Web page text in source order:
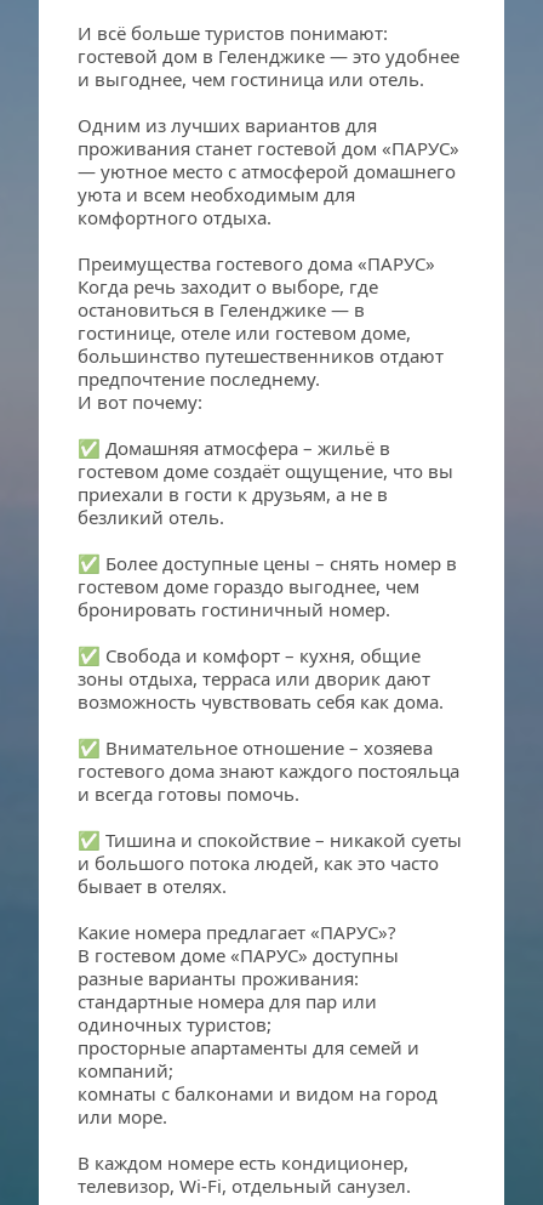
И всё больше туристов понимают:
гостевой дом в Геленджике — это удобнее
и выгоднее, чем гостиница или отель.
Одним из лучших вариантов для
проживания станет гостевой дом «ПАРУС»
— уютное место с атмосферой домашнего
уюта и всем необходимым для
комфортного отдыха.
Преимущества гостевого дома «ПАРУС»
Когда речь заходит о выборе, где
остановиться в Геленджике — в
гостинице, отеле или гостевом доме,
большинство путешественников отдают
предпочтение последнему.
И вот почему:
✅ Домашняя атмосфера – жильё в
гостевом доме создаёт ощущение, что вы
приехали в гости к друзьям, а не в
безликий отель.
✅ Более доступные цены – снять номер в
гостевом доме гораздо выгоднее, чем
бронировать гостиничный номер.
✅ Свобода и комфорт – кухня, общие
зоны отдыха, терраса или дворик дают
возможность чувствовать себя как дома.
✅ Внимательное отношение – хозяева
гостевого дома знают каждого постояльца
и всегда готовы помочь.
✅ Тишина и спокойствие – никакой суеты
и большого потока людей, как это часто
бывает в отелях.
Какие номера предлагает «ПАРУС»?
В гостевом доме «ПАРУС» доступны
разные варианты проживания:
стандартные номера для пар или
одиночных туристов;
просторные апартаменты для семей и
компаний;
комнаты с балконами и видом на город
или море.
В каждом номере есть кондиционер,
телевизор, Wi-Fi, отдельный санузел.